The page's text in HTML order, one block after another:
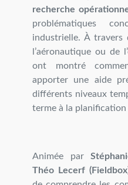
recherche
problématiques
industrielle. À travers
l’aéronautique ou de
ont montré
apporter une aide
différents niveaux
terme à la
Animée par
Théo Lecerf